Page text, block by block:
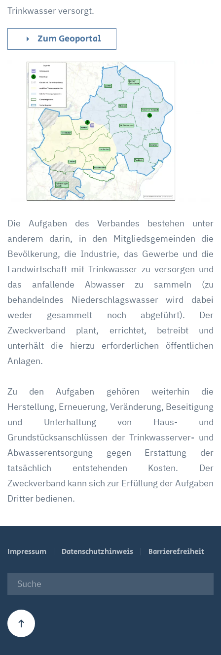
Trinkwasser versorgt.
Zum Geoportal
Die Aufgaben des Verbandes bestehen unter
anderem darin, in den Mitgliedsgemeinden die
Bevölkerung, die Industrie, das Gewerbe und die
Landwirtschaft mit Trinkwasser zu versorgen und
das anfallende Abwasser zu sammeln (zu
behandelndes Niederschlagswasser wird dabei
weder gesammelt noch abgeführt). Der
Zweckverband plant, errichtet, betreibt und
unterhält die hierzu erforderlichen öffentlichen
Anlagen.
Zu den Aufgaben gehören weiterhin die
Herstellung, Erneuerung, Veränderung, Beseitigung
und Unterhaltung von Haus- und
Grundstücksanschlüssen der Trinkwasserver- und
Abwasserentsorgung gegen Erstattung der
tatsächlich entstehenden Kosten. Der
Zweckverband kann sich zur Erfüllung der Aufgaben
Dritter bedienen.
Impressum Datenschutzhinweis Barrierefreiheit